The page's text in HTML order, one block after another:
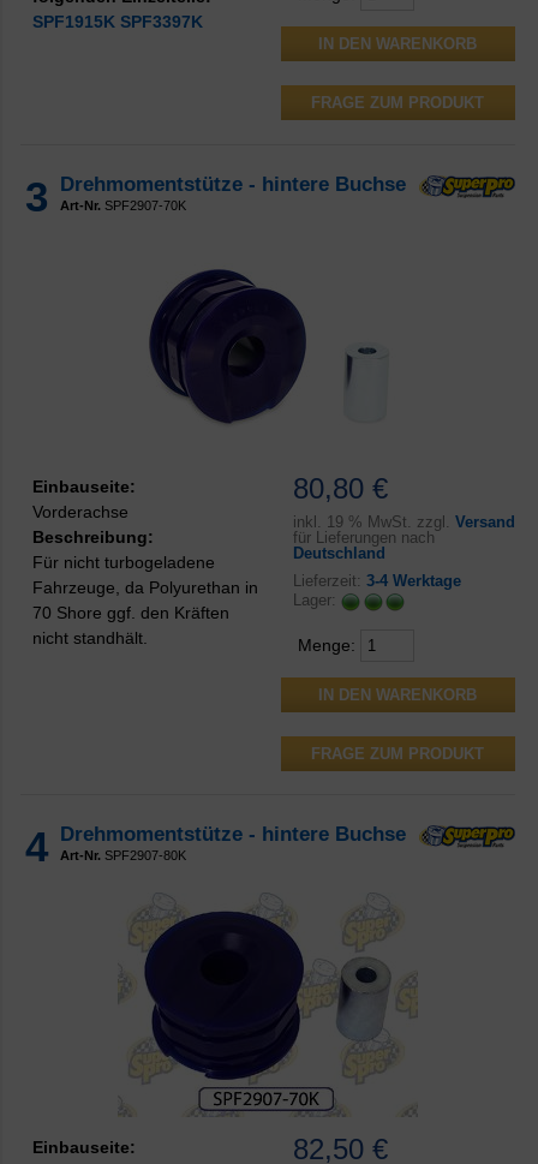
FRAGE ZUM PRODUKT
SPF1915K SPF3397K
3 Drehmomentstütze - hintere Buchse
Art-Nr. SPF2907-70K
80,80 €
inkl. 19 % MwSt. zzgl. Versand
für Lieferungen nach
Deutschland
Lieferzeit: 3-4 Werktage
Lager:
Menge:
FRAGE ZUM PRODUKT
Einbauseite:
Vorderachse
Beschreibung:
Für nicht turbogeladene
Fahrzeuge, da Polyurethan in
70 Shore ggf. den Kräften
nicht standhält.
4 Drehmomentstütze - hintere Buchse
Art-Nr. SPF2907-80K
82,50 €
Einbauseite: